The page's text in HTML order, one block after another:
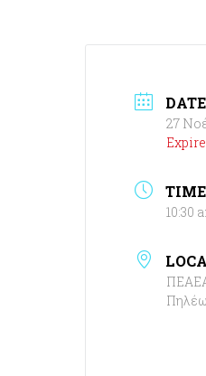
DATE
27
TIME
10:30